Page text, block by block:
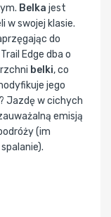
Belka jest
w swojej klasie.
do
Edge dba o
belki, co
jego
Jazdę w cichych
emisją
(im